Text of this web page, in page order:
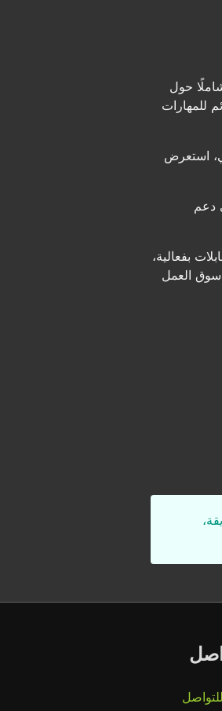
حول
للمهارات
استعرض
دعم
بفعالية،
سوق العمل